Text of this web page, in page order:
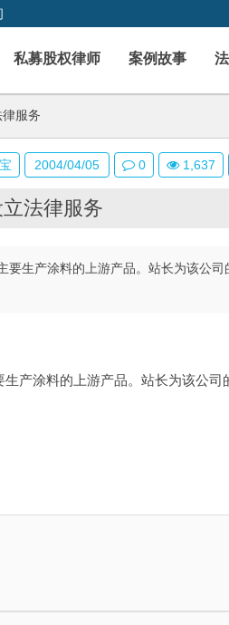
私募股权律师 案例故事
服务
法律服务
要生产涂料的上游产品。站长为该公司
产涂料的上游产品。站长为该公司
2004/04/05 0 1,637